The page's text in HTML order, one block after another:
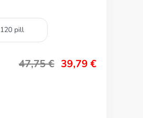
120 pill
47,75€ 39,79 €